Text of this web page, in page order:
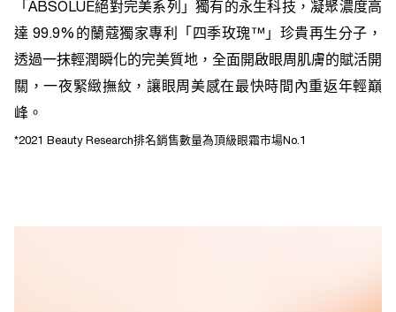
「ABSOLUE絕對完美系列」獨有的永生科技，凝聚濃度高
達 99.9%的蘭蔻獨家專利「四季玫瑰™」珍貴再生分子，
透過一抹輕潤瞬化的完美質地，全面開啟眼周肌膚的賦活開
關，一夜緊緻撫紋，讓眼周美感在最快時間內重返年輕巔
峰。
*2021 Beauty Research排名銷售數量為頂級眼霜市場No.1